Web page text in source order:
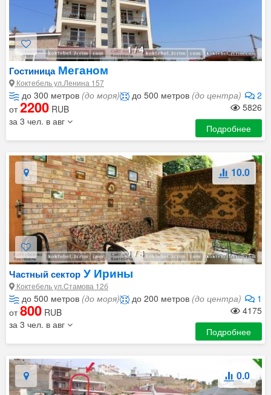
1/4
ГостиницаМеганом
Коктебель ул.Ленина 157
до 300 метров (до моря) 2
до 500 метров (до центра)
5826
от2200 RUB
за 3 чел. в авг
Подробнее
1/4
10.0
Частный сектор У Ирины
Коктебель ул.Cтамова 12б
до 500 метров (до моря) 1
до 200 метров (до центра)
4175
от800 RUB
за 3 чел. в авг
Подробнее
0.0